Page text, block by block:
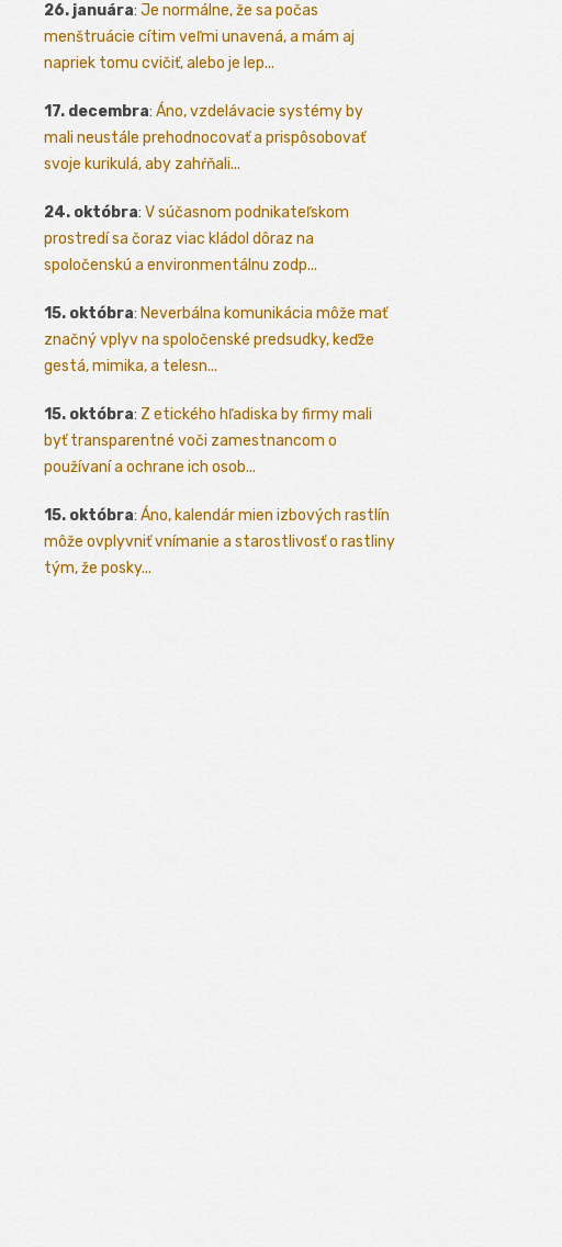
26. januára: Je normálne, že sa počas
menštruácie cítim veľmi unavená, a mám aj
napriek tomu cvičiť, alebo je lep...
17. decembra: Áno, vzdelávacie systémy by
mali neustále prehodnocovať a prispôsobovať
svoje kurikulá, aby zahŕňali...
24. októbra: V súčasnom podnikateľskom
prostredí sa čoraz viac kládol dôraz na
spoločenskú a environmentálnu zodp...
15. októbra: Neverbálna komunikácia môže mať
značný vplyv na spoločenské predsudky, keďže
gestá, mimika, a telesn...
15. októbra: Z etického hľadiska by firmy mali
byť transparentné voči zamestnancom o
používaní a ochrane ich osob...
15. októbra: Áno, kalendár mien izbových rastlín
môže ovplyvniť vnímanie a starostlivosť o rastliny
tým, že posky...